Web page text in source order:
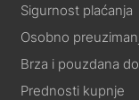
Sigurnost plaćanja
Osobno
Brza i pouzdana
Prednosti kupnje